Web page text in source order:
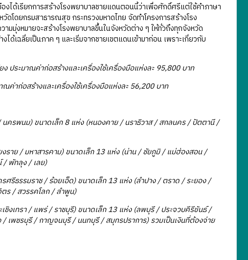
ด้เรียกการสร้างโรงพยาบาลชายแดนตอนนี้ว่าเพื่อศักดิ์ศรีแต่ใช้คำภาษา
โดยกรมสาธารณสุข กระทรวงมหาดไทย จัดทำโครงการสร้างโรง
มุ่งหมายจะสร้างโรงพยาบาลขึ้นในจังหวัดต่าง ๆ ให้ทั่วถึงทุกจังหวัด
เฉลี่ยเป็นภาค ๆ และเริ่มจากชายเขตแดนเข้ามาก่อน เพราะเกี่ยวกับ
ประมาณค่าก่อสร้างและเครื่องใช้เครื่องมือแห่งละ 95,800 บาท
ก่อสร้างและเครื่องใช้เครื่องมือแห่งละ 56,200 บาท
ม) ขนาดเล็ก 8 แห่ง (หนองคาย / นราธิวาส / สกลนคร / ปัตตานี /
/ มหาสารคาม) ขนาดเล็ก 13 แห่ง (น่าน / ชัยภูมิ / แม่ฮ่องสอน /
/ พัทลุง / เลย)
มราช / ร้อยเอ็ด) ขนาดเล็ก 13 แห่ง (ลําปาง / ตราด / ระยอง /
ร / สวรรคโลก / ลําพูน)
า / แพร่ / ราชบุรี) ขนาดเล็ก 13 แห่ง (ลพบุรี / ประจวบคีรีขันธ์ /
พชรบุรี / กาญจนบุรี / นนทบุรี / สมุทรปราการ) รวมเป็นเงินที่ต้องจ่าย